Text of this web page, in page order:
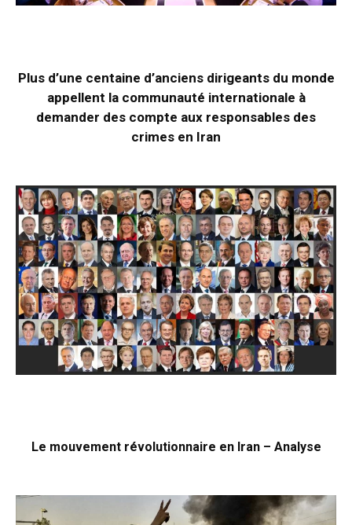
Plus d’une centaine d’anciens dirigeants du monde
appellent la communauté internationale à
demander des compte aux responsables des
crimes en Iran
Le mouvement révolutionnaire en Iran – Analyse